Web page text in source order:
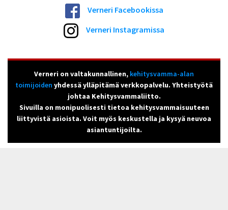
Verneri Facebookissa
Verneri Instagramissa
Verneri on valtakunnallinen, kehitysvamma-alan
toimijoiden yhdessä ylläpitämä verkkopalvelu. Yhteistyötä
johtaa Kehitysvammaliitto.
Sivuilla on monipuolisesti tietoa kehitysvammaisuuteen
liittyvistä asioista. Voit myös keskustella ja kysyä neuvoa
asiantuntijoilta.